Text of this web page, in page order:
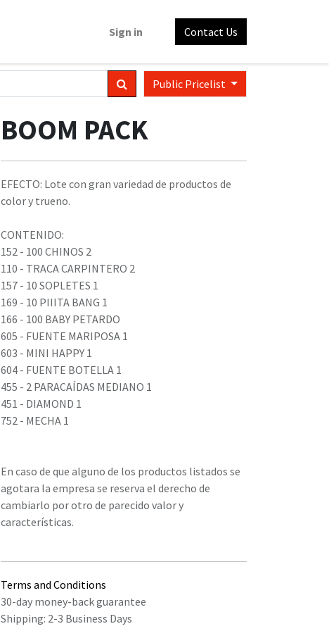
Sign in Contact Us
Public Pricelist
BOOM PACK
EFECTO: Lote con gran variedad de productos de
color y trueno.
CONTENIDO:
152 - 100 CHINOS 2
110 - TRACA CARPINTERO 2
157 - 10 SOPLETES 1
169 - 10 PIIITA BANG 1
166 - 100 BABY PETARDO
605 - FUENTE MARIPOSA 1
603 - MINI HAPPY 1
604 - FUENTE BOTELLA 1
455 - 2 PARACAÍDAS MEDIANO 1
451 - DIAMOND 1
752 - MECHA 1
En caso de que alguno de los productos listados se
agotara la empresa se reserva el derecho de
cambiarlo por otro de parecido valor y
características.
Terms and Conditions
30-day money-back guarantee
Shipping: 2-3 Business Days